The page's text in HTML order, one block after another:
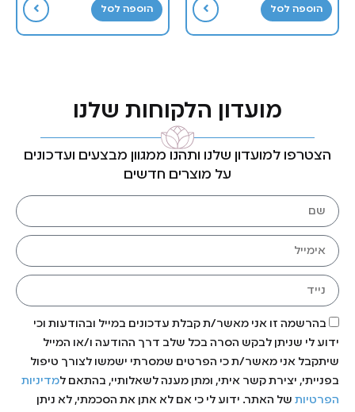
הוספה לסל הוספה לסל
מועדון הלקוחות שלנו
הצטרפו למועדון שלנו ותהנו ממגוון מבצעים ועדכונים
על מוצרים חדשים
בהרשמה זו אני מאשר/ת קבלת עדכונים במייל ובהודעות וכי
ידוע לי שניתן לבקש הסרה בכל שלב דרך ההודעה ו/או המייל
שיתקבל אני מאשר/ת כי הפרטים שמסרתי ישמשו לצורך טיפול
בפנייתי, יצירת קשר איתי, ומתן מענה לשאלותיי, בהתאם למדיניות
הפרטיות של האתר. ידוע לי כי אם לא אתן את הסכמתי, לא ניתן